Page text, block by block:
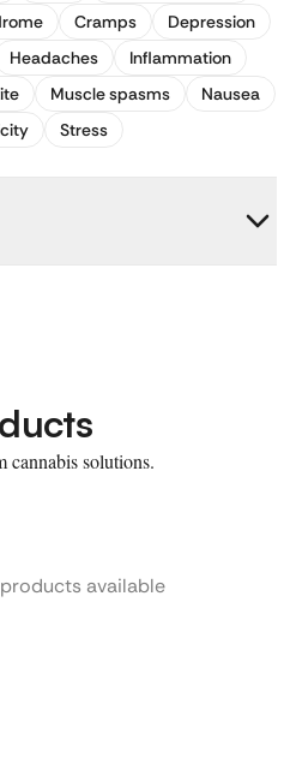
Cramps
Depression
Headaches
Inflammation
Muscle spasms
Nausea
Stress
cannabis solutions.
available